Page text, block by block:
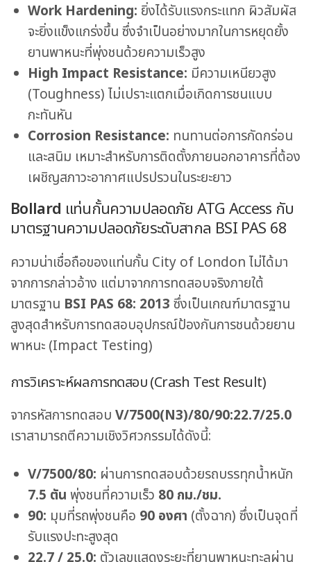
Work Hardening: ยิ่งได้รับแรงกระแทก ผิวสัมผัส
จะยิ่งแข็งแกร่งขึ้น ซึ่งจำเป็นอย่างมากในการหยุดยั้ง
ยานพาหนะที่พุ่งชนด้วยความเร็วสูง
High Impact Resistance: มีความเหนียวสูง
(Toughness) ไม่เปราะแตกเมื่อเกิดการชนแบบ
กะทันหัน
Corrosion Resistance: ทนทานต่อการกัดกร่อน
และสนิม เหมาะสำหรับการติดตั้งภายนอกอาคารที่ต้อง
เผชิญสภาวะอากาศแปรปรวนในระยะยาว
Bollard แท่นกั้นความปลอดภัย ATG Access กับ
มาตรฐานความปลอดภัยระดับสากล BSI PAS 68
ความน่าเชื่อถือของแท่นกั้น City of London ไม่ได้มา
จากการกล่าวอ้าง แต่มาจากการทดสอบจริงภายใต้
มาตรฐาน BSI PAS 68: 2013 ซึ่งเป็นเกณฑ์มาตรฐาน
สูงสุดสำหรับการทดสอบอุปกรณ์ป้องกันการชนด้วยยาน
พาหนะ (Impact Testing)
การวิเคราะห์ผลการทดสอบ (Crash Test Result)
จากรหัสการทดสอบV/7500(N3)/80/90:22.7/25.0
เราสามารถตีความเชิงวิศวกรรมได้ดังนี้:
V/7500/80: ผ่านการทดสอบด้วยรถบรรทุกน้ำหนัก
7.5 ตัน พุ่งชนที่ความเร็ว 80 กม./ชม.
90: มุมที่รถพุ่งชนคือ 90 องศา (ตั้งฉาก) ซึ่งเป็นจุดที่
รับแรงปะทะสูงสุด